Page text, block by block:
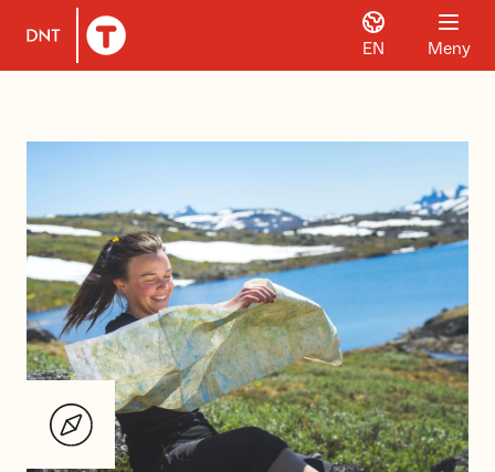
Til DNT.no forside
EN Meny